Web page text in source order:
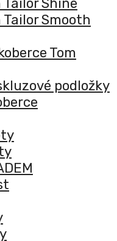
Tailor Shine
Tailor Smooth
Tom
podložky